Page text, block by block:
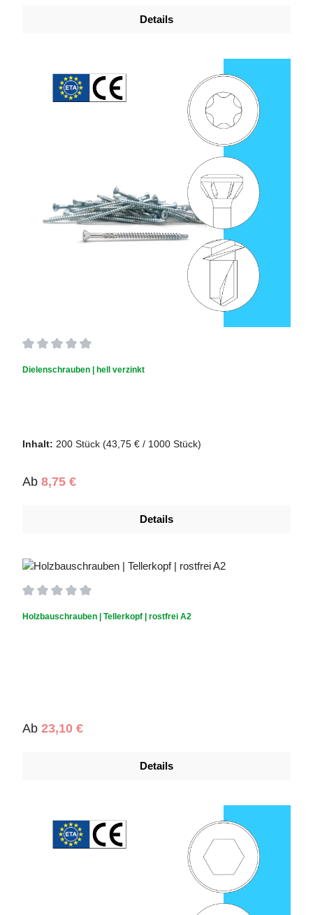
Details
Dielenschrauben | hell verzinkt
Inhalt: 200 Stück (43,75 € / 1000 Stück)
Regulärer Preis:
Ab 8,75 €
Details
Holzbauschrauben | Tellerkopf | rostfrei A2
Regulärer Preis:
Ab 23,10 €
Details